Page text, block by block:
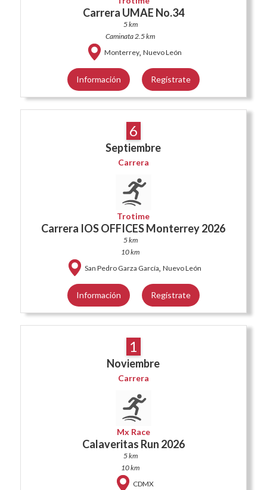
Carrera UMAE No.34
5 km
Caminata 2.5 km
Monterrey, Nuevo León
Información Regístrate
6
Septiembre
Carrera
Trotime
Carrera IOS OFFICES Monterrey 2026
5 km
10 km
San Pedro Garza García, Nuevo León
Información Regístrate
1
Noviembre
Carrera
Mx Race
Calaveritas Run 2026
5 km
10 km
CDMX